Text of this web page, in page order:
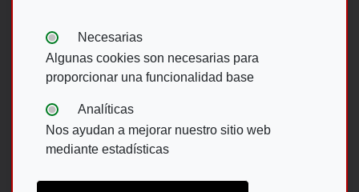
Tipos de cookies:
Necesarias
Algunas cookies son necesarias para
proporcionar una funcionalidad base
Analíticas
Nos ayudan a mejorar nuestro sitio web
mediante estadísticas
Menú del pie
ACCESIBILIDAD
AVISO LEGAL
POLÍTICA DE PRIVACIDAD